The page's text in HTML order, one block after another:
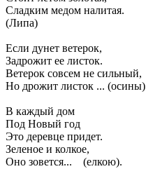
Сладким медом налитая.
(Липа)
Если дунет ветерок,
Задрожит ее листок.
Ветерок совсем не сильный,
Но дрожит листок ...
В каждый дом
Под Новый год
Это деревце придет.
Зеленое и колкое,
Оно зовется... (елкою).